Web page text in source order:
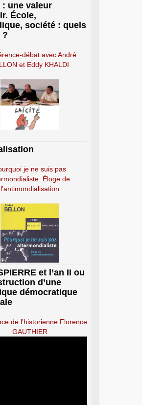
: une valeur
École,
société : quels
?
débat avec André
et Eddy KHALDI
je ne suis pas
Éloge de
l’antimondialisation
et l’an II ou
d’une
démocratique
de l’historienne Florence
GAUTHIER